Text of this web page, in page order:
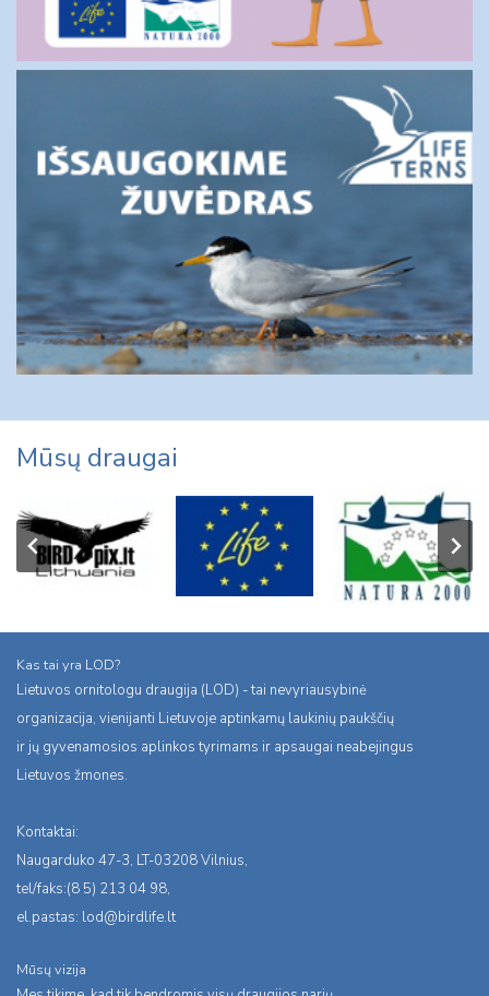
Mūsų draugai
Kas tai yra LOD?
Lietuvos ornitologu draugija (LOD) - tai nevyriausybinė
organizacija, vienijanti Lietuvoje aptinkamų laukinių paukščių
ir jų gyvenamosios aplinkos tyrimams ir apsaugai neabejingus
Lietuvos žmones.
Kontaktai:
Naugarduko 47-3, LT-03208 Vilnius,
tel/faks:(8 5) 213 04 98,
el.pastas: lod@birdlife.lt
Mūsų vizija